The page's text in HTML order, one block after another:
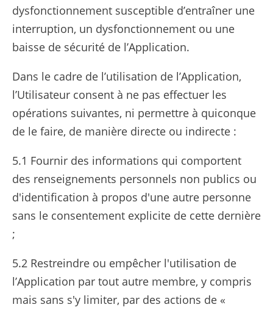
dysfonctionnement susceptible d’entraîner une
interruption, un dysfonctionnement ou une
baisse de sécurité de l’Application.
Dans le cadre de l’utilisation de l’Application,
l’Utilisateur consent à ne pas effectuer les
opérations suivantes, ni permettre à quiconque
de le faire, de manière directe ou indirecte :
5.1 Fournir des informations qui comportent
des renseignements personnels non publics ou
d'identification à propos d'une autre personne
sans le consentement explicite de cette dernière
;
5.2 Restreindre ou empêcher l'utilisation de
l’Application par tout autre membre, y compris
mais sans s'y limiter, par des actions de «